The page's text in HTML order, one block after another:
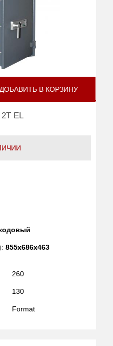
ДОБАВИТЬ В КОРЗИНУ
EL
855x686x463
260
130
Format